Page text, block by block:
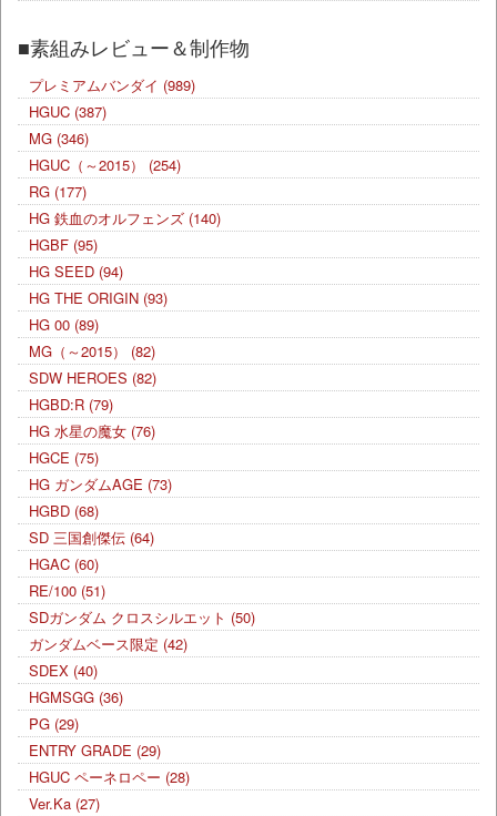
■素組みレビュー＆制作物
プレミアムバンダイ (989)
HGUC (387)
MG (346)
HGUC（～2015）
(254)
RG (177)
HG 鉄血のオルフェンズ (140)
HGBF (95)
HG SEED (94)
HG THE ORIGIN (93)
HG 00 (89)
MG（～2015）
(82)
SDW HEROES (82)
HGBD:R (79)
HG 水星の魔女 (76)
HGCE (75)
HG ガンダムAGE (73)
HGBD (68)
SD 三国創傑伝 (64)
HGAC (60)
RE/100 (51)
SDガンダム クロスシルエット (50)
ガンダムベース限定 (42)
SDEX (40)
HGMSGG (36)
PG (29)
ENTRY GRADE (29)
HGUC ペーネロペー (28)
Ver.Ka (27)